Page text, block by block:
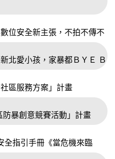
位安全新主張，不拍不傳不
防治校園宣導
北愛小孩，家暴都ＢＹＥ Ｂ
區服務方案」計畫
防暴創意競賽活動」計畫
全指引手冊《當危機來臨